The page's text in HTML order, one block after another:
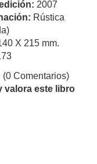
2007
Rústica
X 215 mm.
(0 Comentarios)
valora este libro